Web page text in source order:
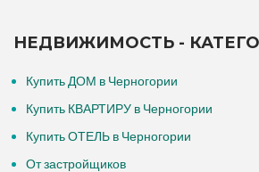
НЕДВИЖИМОСТЬ -
Купить ДОМ в Черногории
Купить КВАРТИРУ в Черногории
Купить ОТЕЛЬ в Черногории
От застройщиков